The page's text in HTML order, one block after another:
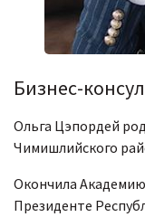
Бизнес-
Ольга Цэпордей
Чимишлийского
Окончила
Президенте